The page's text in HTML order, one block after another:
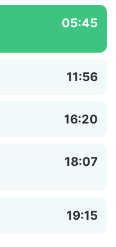
05:45
11:56
16:20
18:07
19:15